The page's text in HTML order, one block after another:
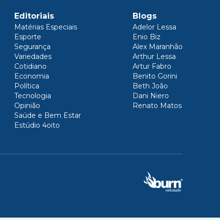
Editoriais
Matérias Especiais
Esporte
Segurança
Variedades
Cotidiano
Economia
Política
Tecnologia
Opinião
Saúde e Bem Estar
Estúdio 4oito
Blogs
Adelor Lessa
Enio Biz
Alex Maranhão
Arthur Lessa
Artur Fabro
Benito Gorini
Beth João
Dani Niero
Renato Matos